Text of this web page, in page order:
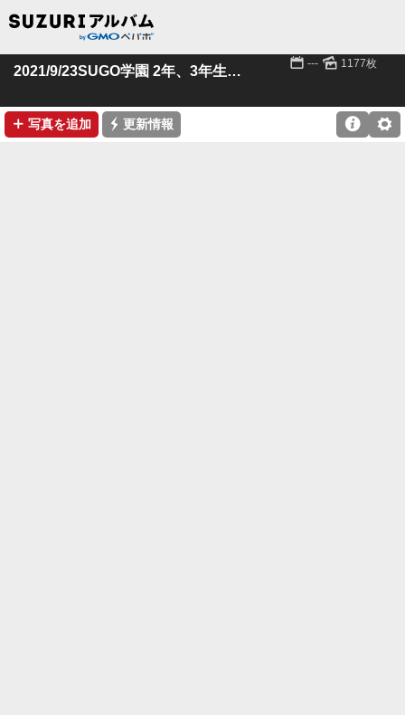
2021/9/23SUGO学園 2年、3年生クラス 📅 --- 🌄 1177枚
➕ 写真を追加 ⚡ 更新情報 ⚙
